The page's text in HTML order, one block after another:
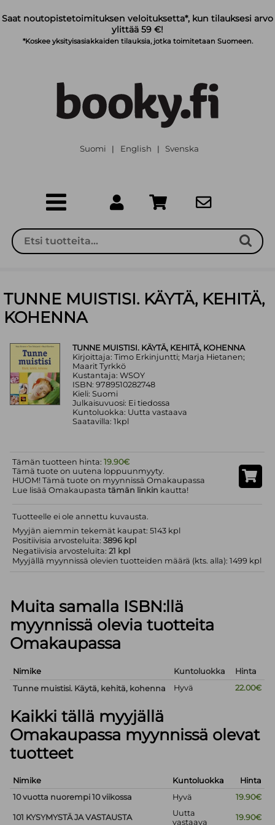
Saat noutopistetoimituksen veloituksetta*, kun tilauksesi arvo
ylittää 59 €!
*Koskee yksityisasiakkaiden tilauksia, jotka toimitetaan Suomeen.
Suomi | English | Svenska
TUNNE MUISTISI. KÄYTÄ, KEHITÄ,
KOHENNA
TUNNE MUISTISI. KÄYTÄ, KEHITÄ, KOHENNA
Kirjoittaja: Timo Erkinjuntti; Marja Hietanen;
Maarit Tyrkkö
Kustantaja: WSOY
ISBN: 9789510282748
Kieli: Suomi
Julkaisuvuosi: Ei tiedossa
Kuntoluokka: Uutta vastaava
Saatavilla: 1kpl
Tämän tuotteen hinta:19.90€
Tämä tuote on uutena loppuunmyyty.
HUOM! Tämä tuote on myynnissä Omakaupassa
Lue lisää Omakaupastatämän linkin kautta!
Tuotteelle ei ole annettu kuvausta.
Myyjän aiemmin tekemät kaupat: 5143 kpl
Positiivisia arvosteluita:3896 kpl
Negatiivisia arvosteluita:21 kpl
Myyjällä myynnissä olevien tuotteiden määrä (kts. alla): 1499 kpl
Muita samalla ISBN:llä
myynnissä olevia tuotteita
Omakaupassa
Nimike Kuntoluokka
Hinta
Tunne muistisi. Käytä, kehitä, kohenna
Hyvä 22.00€
Kaikki tällä myyjällä
Omakaupassa myynnissä olevat
tuotteet
Nimike Kuntoluokka
Hinta
10 vuotta nuorempi 10 viikossa
Hyvä 19.90€
101 KYSYMYSTÄ JA VASTAUSTA
Uutta
vastaava
19.90€